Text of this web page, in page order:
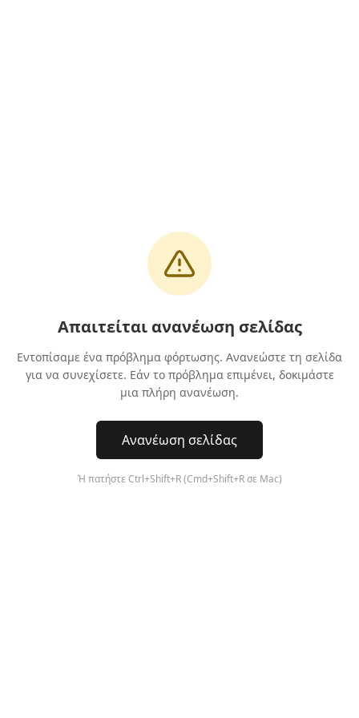
Απαιτείται ανανέωση σελίδας
Εντοπίσαμε ένα πρόβλημα φόρτωσης. Ανανεώστε τη σελίδα
για να συνεχίσετε. Εάν το πρόβλημα επιμένει, δοκιμάστε
μια πλήρη ανανέωση.
Ανανέωση σελίδας
Ή πατήστε Ctrl+Shift+R (Cmd+Shift+R σε Mac)